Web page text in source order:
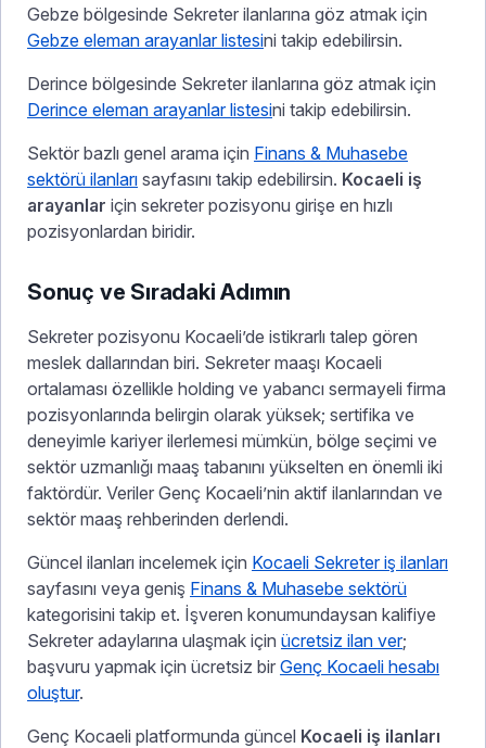
Gebze bölgesinde Sekreter ilanlarına göz atmak için
Gebze eleman arayanlar listesini takip edebilirsin.
Derince bölgesinde Sekreter ilanlarına göz atmak için
Derince eleman arayanlar listesini takip edebilirsin.
Sektör bazlı genel arama için Finans & Muhasebe
sektörü ilanları sayfasını takip edebilirsin. Kocaeli iş
arayanlar için sekreter pozisyonu girişe en hızlı
pozisyonlardan biridir.
Sonuç ve Sıradaki Adımın
Sekreter pozisyonu Kocaeli’de istikrarlı talep gören
meslek dallarından biri. Sekreter maaşı Kocaeli
ortalaması özellikle holding ve yabancı sermayeli firma
pozisyonlarında belirgin olarak yüksek; sertifika ve
deneyimle kariyer ilerlemesi mümkün, bölge seçimi ve
sektör uzmanlığı maaş tabanını yükselten en önemli iki
faktördür. Veriler Genç Kocaeli’nin aktif ilanlarından ve
sektör maaş rehberinden derlendi.
Güncel ilanları incelemek için Kocaeli Sekreter iş ilanları
sayfasını veya geniş Finans & Muhasebe sektörü
kategorisini takip et. İşveren konumundaysan kalifiye
Sekreter adaylarına ulaşmak için ücretsiz ilan ver;
başvuru yapmak için ücretsiz bir Genç Kocaeli hesabı
oluştur.
Genç Kocaeli platformunda güncel Kocaeli iş ilanları